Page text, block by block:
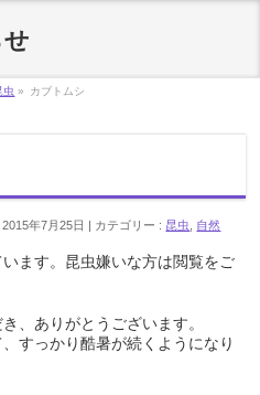
虫 » カブトムシ
年7月25日 カテゴリー : 昆虫 自然
ます。昆虫嫌いな方は閲覧をご
、ありがとうございます。
すっかり酷暑が続くようになり